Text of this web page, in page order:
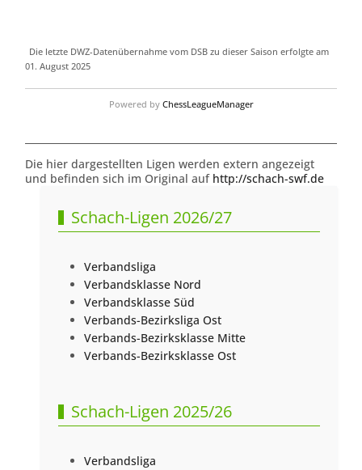
Die letzte DWZ-Datenübernahme vom DSB zu dieser Saison erfolgte am
01. August 2025
Powered by ChessLeagueManager
Die hier dargestellten Ligen werden extern angezeigt
und befinden sich im Original auf http://schach-swf.de
Schach-Ligen 2026/27
Verbandsliga
Verbandsklasse Nord
Verbandsklasse Süd
Verbands-Bezirksliga Ost
Verbands-Bezirksklasse Mitte
Verbands-Bezirksklasse Ost
Schach-Ligen 2025/26
Verbandsliga